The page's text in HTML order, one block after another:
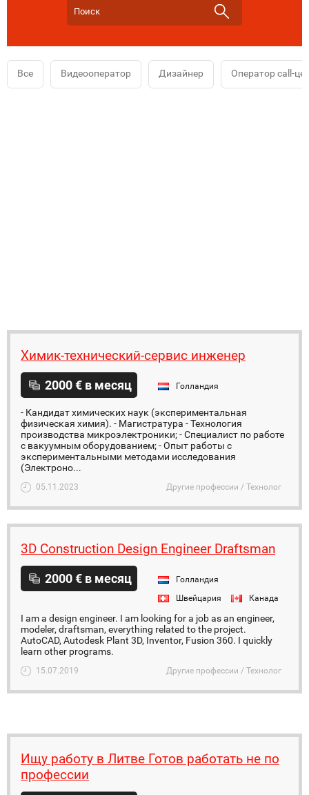
Все Видеооператор Дизайнер Оператор call-
Химик-технический-сервис инженер
2000 € в месяц Голландия
- Кандидат химических наук (экспериментальная
физическая химия). - Магистратура - Технология
производства микроэлектроники; - Специалист по работе
с вакуумным оборудованием; - Опыт работы с
экспериментальными методами исследования
(Электроно...
05.11.2023 Другие профессии / Технолог
3D Construction Design Engineer Draftsman
2000 € в месяц
Голландия
Швейцария
Канада
I am a design engineer. I am looking for a job as an engineer,
modeler, draftsman, everything related to the project.
AutoCAD, Autodesk Plant 3D, Inventor, Fusion 360. I quickly
learn other programs.
15.07.2019 Другие профессии / Технолог
Ищу работу в Литве Готов работать не по
профессии